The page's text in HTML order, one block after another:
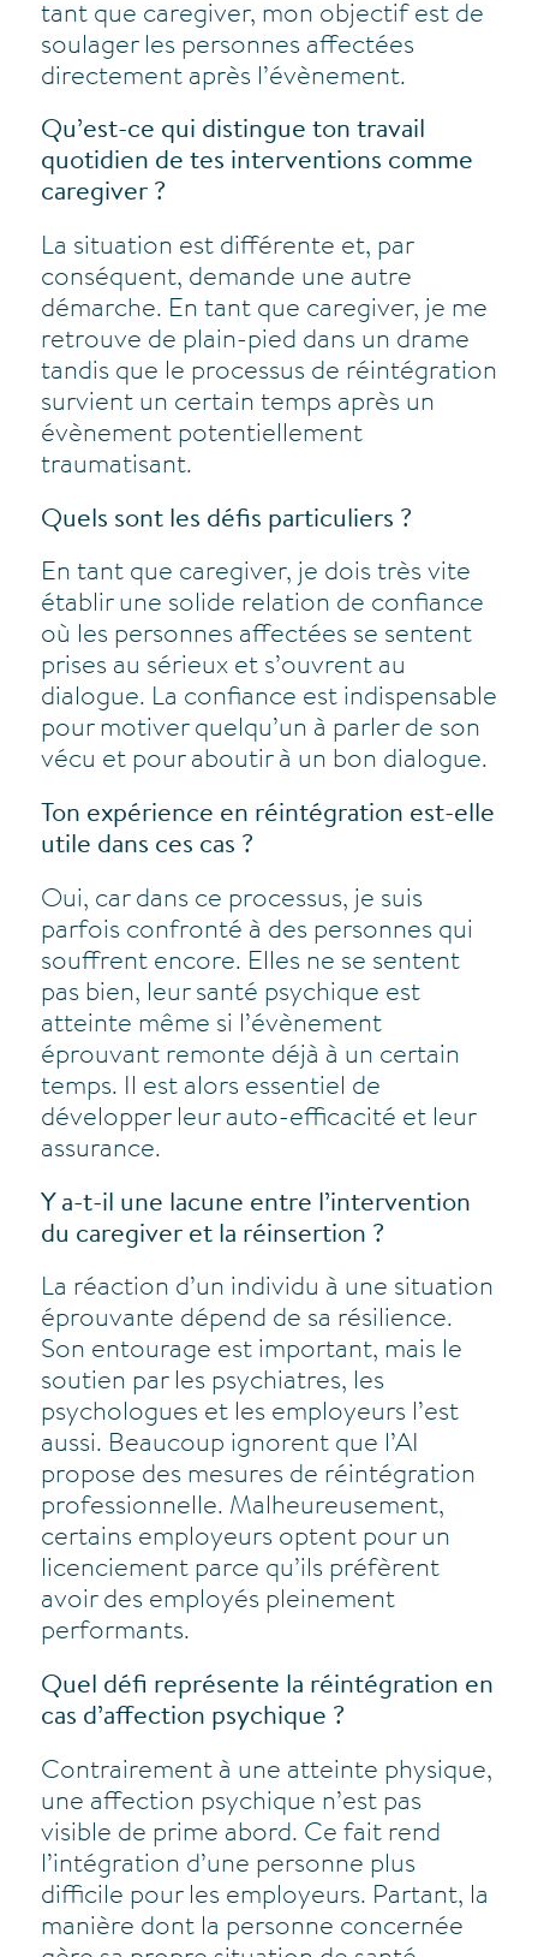
tant que caregiver, mon objectif est de
soulager les personnes affectées
directement après l’évènement.
Qu’est-ce qui distingue ton travail
quotidien de tes interventions comme
caregiver ?
La situation est différente et, par
conséquent, demande une autre
démarche. En tant que caregiver, je me
retrouve de plain-pied dans un drame
tandis que le processus de réintégration
survient un certain temps après un
évènement potentiellement
traumatisant.
Quels sont les défis particuliers ?
En tant que caregiver, je dois très vite
établir une solide relation de confiance
où les personnes affectées se sentent
prises au sérieux et s’ouvrent au
dialogue. La confiance est indispensable
pour motiver quelqu’un à parler de son
vécu et pour aboutir à un bon dialogue.
Ton expérience en réintégration est-elle
utile dans ces cas ?
Oui, car dans ce processus, je suis
parfois confronté à des personnes qui
souffrent encore. Elles ne se sentent
pas bien, leur santé psychique est
atteinte même si l’évènement
éprouvant remonte déjà à un certain
temps. Il est alors essentiel de
développer leur auto-efficacité et leur
assurance.
Y a-t-il une lacune entre l’intervention
du caregiver et la réinsertion ?
La réaction d’un individu à une situation
éprouvante dépend de sa résilience.
Son entourage est important, mais le
soutien par les psychiatres, les
psychologues et les employeurs l’est
aussi. Beaucoup ignorent que l’AI
propose des mesures de réintégration
professionnelle. Malheureusement,
certains employeurs optent pour un
licenciement parce qu’ils préfèrent
avoir des employés pleinement
performants.
Quel défi représente la réintégration en
cas d’affection psychique ?
Contrairement à une atteinte physique,
une affection psychique n’est pas
visible de prime abord. Ce fait rend
l’intégration d’une personne plus
difficile pour les employeurs. Partant, la
manière dont la personne concernée